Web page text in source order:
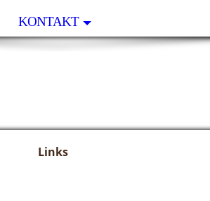
KONTAKT
Links